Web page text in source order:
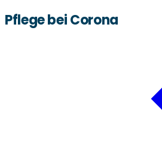
Pflege bei Corona